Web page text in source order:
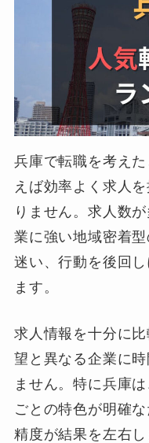
兵庫で転職を考え
えば効率よく求人
りません。求人数
業に強い地域密着
迷い、行動を後回
ます。
求人情報を十分に
望と異なる企業に
ません。特に兵庫
ごとの特色が明確
精度が結果を左右し